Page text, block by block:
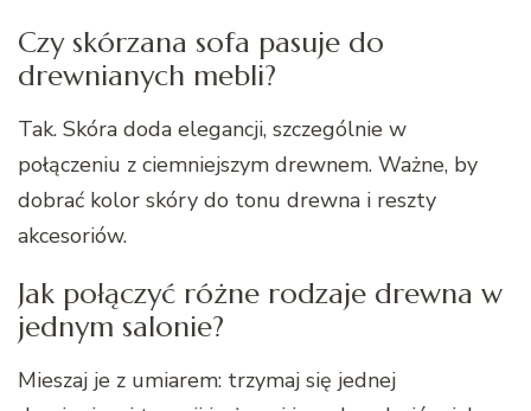
Czy skórzana sofa pasuje do
drewnianych mebli?
Tak. Skóra doda elegancji, szczególnie w
połączeniu z ciemniejszym drewnem. Ważne, by
dobrać kolor skóry do tonu drewna i reszty
akcesoriów.
Jak połączyć różne rodzaje drewna w
jednym salonie?
Mieszaj je z umiarem: trzymaj się jednej